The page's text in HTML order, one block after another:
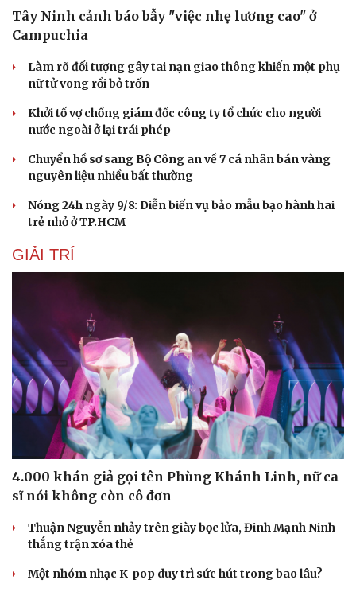
Tây Ninh cảnh báo bẫy "việc nhẹ lương cao" ở
Campuchia
Làm rõ đối tượng gây tai nạn giao thông khiến một phụ
nữ tử vong rồi bỏ trốn
Khởi tố vợ chồng giám đốc công ty tổ chức cho người
nước ngoài ở lại trái phép
Chuyển hồ sơ sang Bộ Công an về 7 cá nhân bán vàng
nguyên liệu nhiều bất thường
Nóng 24h ngày 9/8: Diễn biến vụ bảo mẫu bạo hành hai
trẻ nhỏ ở TP.HCM
GIẢI TRÍ
4.000 khán giả gọi tên Phùng Khánh Linh, nữ ca
sĩ nói không còn cô đơn
Thuận Nguyễn nhảy trên giày bọc lửa, Đinh Mạnh Ninh
thắng trận xóa thẻ
Một nhóm nhạc K-pop duy trì sức hút trong bao lâu?